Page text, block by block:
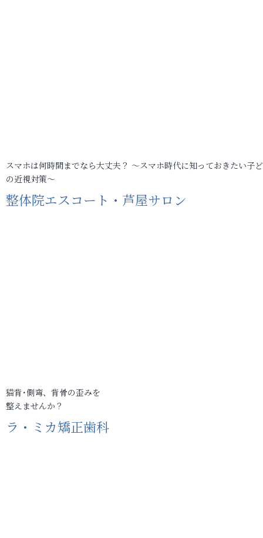
スマホは何時間までなら大丈夫？ ～スマホ時代に知っておきたい子
の近視対策～
整体院エスコート・芦屋サロン
猫背･側弯、背骨の歪みを
整えませんか？
ラ・ミカ矯正歯科